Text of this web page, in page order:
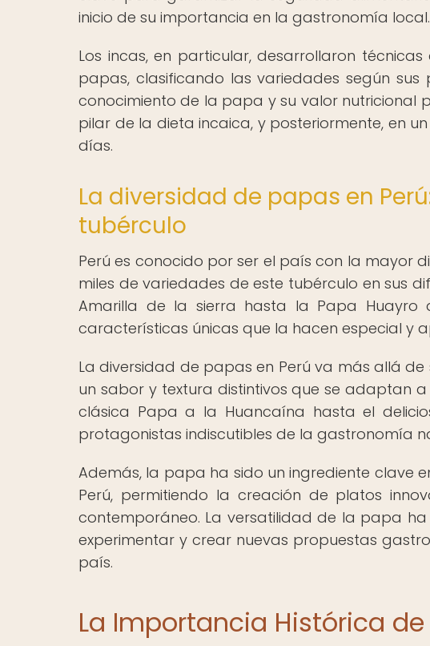
inicio de su importancia en la gastronomía local.
Los incas, en particular, desarrollaron
papas, clasificando las variedades según sus
conocimiento de la papa y su valor nutricional
pilar de la dieta incaica, y posteriormente, en
días.
La diversidad de papas en
tubérculo
Perú es conocido por ser el país con la mayor
miles de variedades de este tubérculo en sus
Amarilla de la sierra hasta la Papa
características únicas que la hacen especial y
La diversidad de papas en Perú va más allá
un sabor y textura distintivos que se adaptan
clásica Papa a la Huancaína hasta el
protagonistas indiscutibles de la gastronomía
Además, la papa ha sido un ingrediente clave
Perú, permitiendo la creación de platos
contemporáneo. La versatilidad de la papa
experimentar y crear nuevas propuestas
país.
La Importancia Histórica de